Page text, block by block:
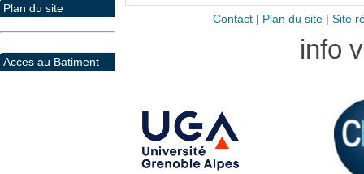
Plan du site
Acces au Batiment
Contact| Plan du site| Site
info